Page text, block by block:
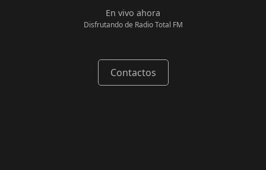
En vivo ahora
Disfrutando de Radio Total FM
Contactos